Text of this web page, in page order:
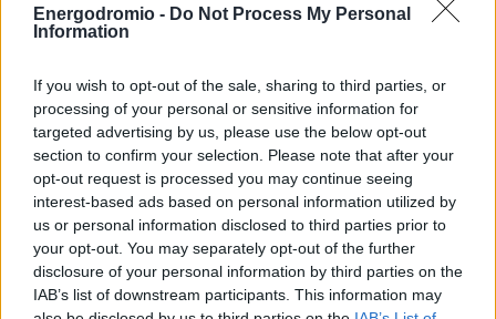
Energodromio - Do Not Process My Personal
Information
If you wish to opt-out of the sale, sharing to third parties, or
processing of your personal or sensitive information for
targeted advertising by us, please use the below opt-out
section to confirm your selection. Please note that after your
opt-out request is processed you may continue seeing
interest-based ads based on personal information utilized by
us or personal information disclosed to third parties prior to
your opt-out. You may separately opt-out of the further
disclosure of your personal information by third parties on the
IAB’s list of downstream participants. This information may
πρωθυπουργού, χρηματοδοτούνται ήδη οι μελέτες για
την επέκταση του άξονα έως τη Σητεία, ενισχύοντας τον
Καστέλι: Στο 70% η πρόοδος του νέου
αεροδρομίου
Ιδιαίτερη αναφορά έκανε ο υπουργός και στο νέο
Διεθνές Αεροδρόμιο Ηρακλείου στο Καστέλι, το οποίο
χαρακτήρισε μία από τις πιο σύγχρονες αεροπορικές
υποδομές της Ευρώπης.